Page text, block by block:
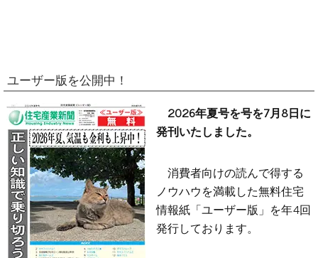
ユーザー版を公開中！
2026年夏号を号を7月8日に
発刊いたしました。
消費者向けの読んで得する
ノウハウを満載した無料住宅
情報紙「ユーザー版」を年4回
発行しております。